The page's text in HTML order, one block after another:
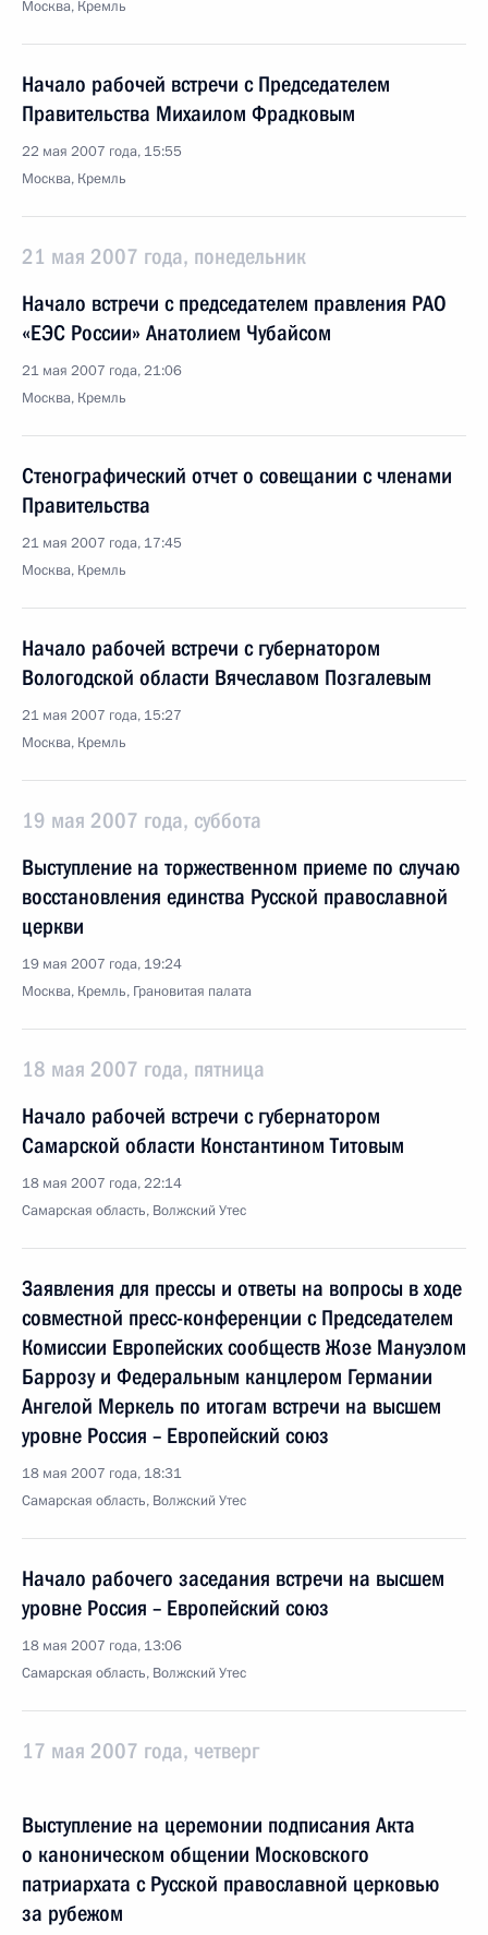
Москва, Кремль
Начало рабочей встречи с Председателем
Правительства Михаилом Фрадковым
22 мая 2007 года, 15:55
Москва, Кремль
21 мая 2007 года, понедельник
Начало встречи с председателем правления РАО
«ЕЭС России» Анатолием Чубайсом
21 мая 2007 года, 21:06
Москва, Кремль
Стенографический отчет о совещании с членами
Правительства
21 мая 2007 года, 17:45
Москва, Кремль
Начало рабочей встречи с губернатором
Вологодской области Вячеславом Позгалевым
21 мая 2007 года, 15:27
Москва, Кремль
19 мая 2007 года, суббота
Выступление на торжественном приеме по случаю
восстановления единства Русской православной
церкви
19 мая 2007 года, 19:24
Москва, Кремль, Грановитая палата
18 мая 2007 года, пятница
Начало рабочей встречи с губернатором
Самарской области Константином Титовым
18 мая 2007 года, 22:14
Самарская область, Волжский Утес
Заявления для прессы и ответы на вопросы в ходе
совместной пресс-конференции с Председателем
Комиссии Европейских сообществ Жозе Мануэлом
Баррозу и Федеральным канцлером Германии
Ангелой Меркель по итогам встречи на высшем
уровне Россия – Европейский союз
18 мая 2007 года, 18:31
Самарская область, Волжский Утес
Начало рабочего заседания встречи на высшем
уровне Россия – Европейский союз
18 мая 2007 года, 13:06
Самарская область, Волжский Утес
17 мая 2007 года, четверг
Выступление на церемонии подписания Акта
о каноническом общении Московского
патриархата с Русской православной церковью
за рубежом